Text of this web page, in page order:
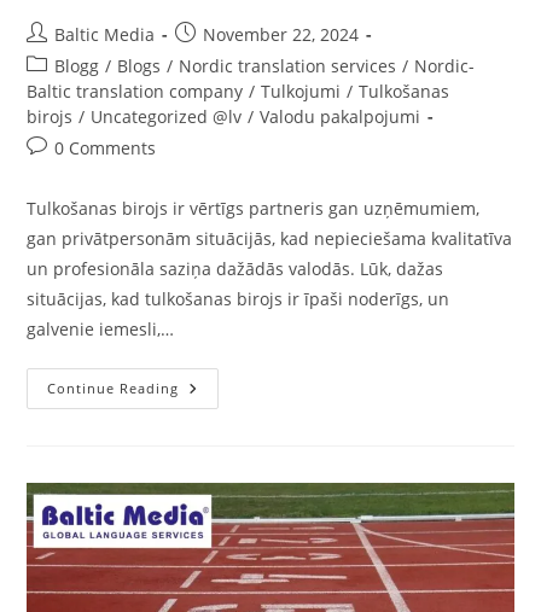
Post
author:
Baltic Media
Post
published:
November 22, 2024
Post
category:
Blogg / Blogs / Nordic translation services / Nordic-
Baltic translation company / Tulkojumi / Tulkošanas
birojs / Uncategorized @lv / Valodu pakalpojumi
Post0 Comments
Tulkošanas birojs ir vērtīgs partneris gan uzņēmumiem,
gan privātpersonām situācijās, kad nepieciešama kvalitatīva
un profesionāla saziņa dažādās valodās. Lūk, dažas
situācijas, kad tulkošanas birojs ir īpaši noderīgs, un
galvenie iemesli,…
Continue Reading Tulkošanas
Birojs:
Ir
Noderīgs?